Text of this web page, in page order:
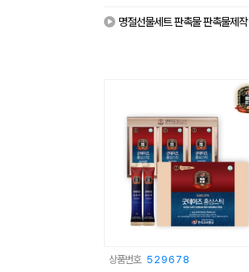
명절선물세트 판촉물 판촉물제작
상품번호 529678